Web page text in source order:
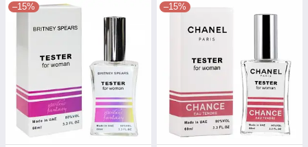
–15% –15%